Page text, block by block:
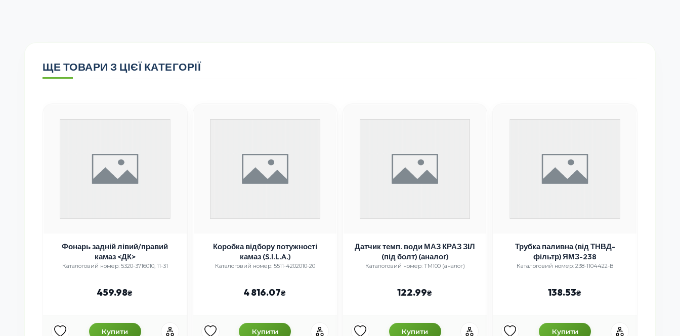
ЩЕ ТОВАРИ З ЦІЄЇ КАТЕГОРІЇ
Фонарь задній лівий/правий
камаз <ДК>
Каталоговий номер: 5320-3716010, 11-31
459.98
Купити
Коробка відбору потужності
камаз (S.I.L.A.)
Каталоговий номер: 5511-4202010-20
4 816.07
Купити
Датчик темп. води МАЗ КРАЗ ЗІЛ
(під болт) (аналог)
Каталоговий номер: ТМ100 (аналог)
122.99
Купити
Трубка паливна (від ТНВД-
фільтр) ЯМЗ-238
Каталоговий номер: 238-1104422-В
138.53
Купити